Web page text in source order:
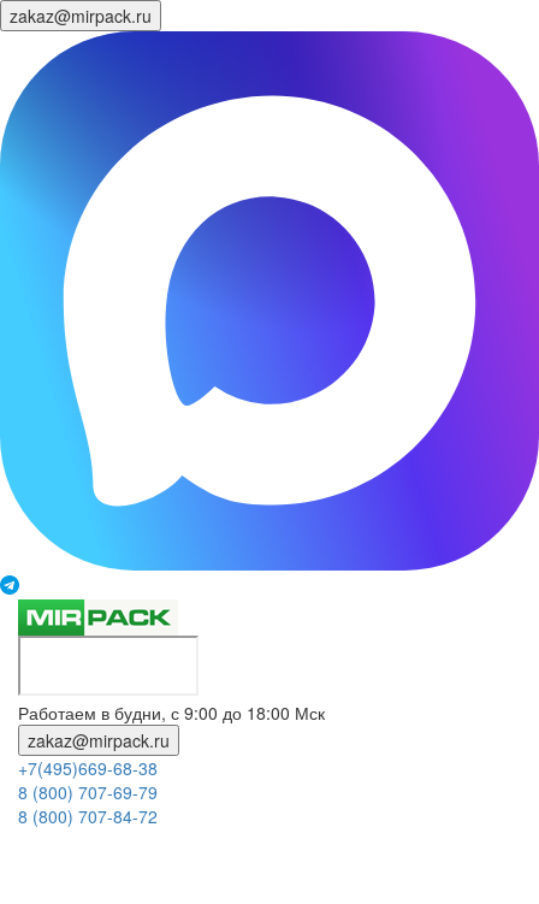
zakaz@mirpack.ru
Работаем в будни, с 9:00 до 18:00 Мск
zakaz@mirpack.ru
+7(495)669-68-38
8 (800) 707-69-79
8 (800) 707-84-72